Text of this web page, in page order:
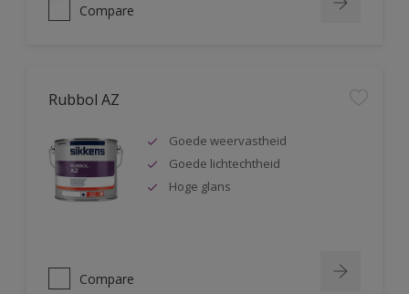
Compare
Rubbol AZ
Goede weervastheid
Goede lichtechtheid
Hoge glans
Compare